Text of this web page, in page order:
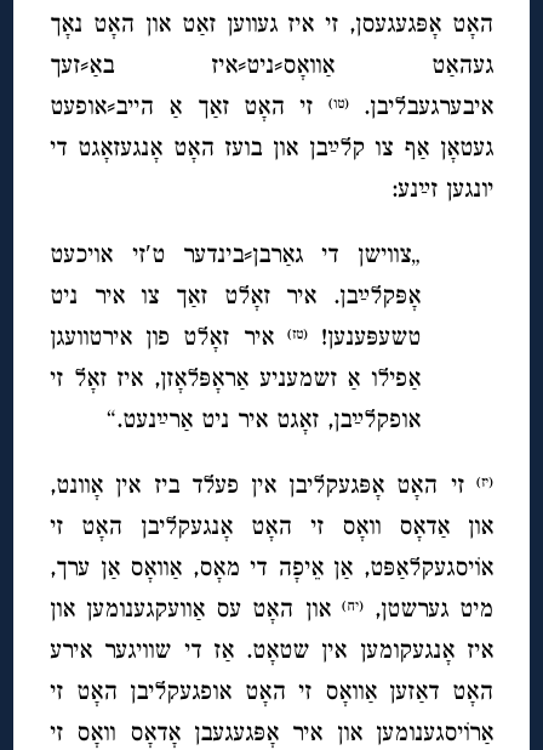
האָט אָפּגעגעסן, זי איז געווען זאַט און האָט נאָך
געהאַט אַוואָס⸗ניט⸗איז באַ⸗זעך
איבערגעבליבן.(טו)
זי האָט זאַך אַ הייב⸗אופעט
געטאָן אַף צו קלײַבן און בועז האָט אָנגעזאָגט די
יונגען זײַנע:
„צווישן די גאַרבן⸗בינדער ט′זי אויכעט
אָפּקלײַבן. איר זאָלט זאַך צו איר ניט
טשעפּענען!(טז)
איר זאָלט פון אירטוועגן
אַפילו אַ זשמעניע אַראָפּלאָזן, איז זאָל זי
אופקלײַבן, זאָגט איר ניט אַרײַנעט.“
(יז)
זי האָט אָפּגעקליבן אין פעלד ביז אין אָוונט,
און אַדאָס וואָס זי האָט אָנגעקליבן האָט זי
אוֹיסגעקלאַפּט, אַן אֵיפָה די מאָס, אַוואָס אַן ערך,
מיט גערשטן,(יח) און האָט עס אַוועקגענומען און
איז אָנגעקומען אין שטאָט. אַז די שוויגער אירע
האָט דאַזען אַוואָס זי האָט אופגעקליבן האָט זי
אַרוֹיסגענומען און איר אָפּגעגעבן אָדאָס וואָס זי